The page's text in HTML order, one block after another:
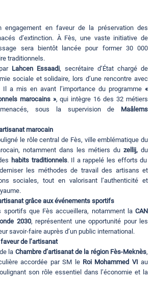
engagement en faveur de la préservation des
d’extinction. À Fès, une vaste initiative de
sera bientôt lancée pour former 30 000
traditionnels.
Lahcen Essaadi, secrétaire d’État chargé de
sociale et solidaire, lors d’une rencontre avec
a mis en avant l’importance du programme «
marocains », qui intègre 16 des 32 métiers
sous la supervision de Maâlems
marocain
le rôle central de Fès, ville emblématique du
notamment dans les métiers du zellij, du
habits traditionnels. Il a rappelé les efforts du
les méthodes de travail des artisans et
sociales, tout en valorisant l’authenticité et
grâce aux événements sportifs
sportifs que Fès accueillera, notamment la CAN
2030, représentent une opportunité pour les
savoir-faire auprès d’un public international.
de l’artisanat
la Chambre d’artisanat de la région Fès-Meknès,
accordée par SM leRoi Mohammed VI au
son rôle essentiel dans l’économie et la